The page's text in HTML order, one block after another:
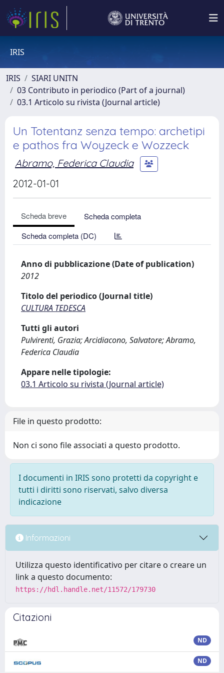
IRIS
IRIS
SIARI UNITN
03 Contributo in periodico (Part of a journal)
03.1 Articolo su rivista (Journal article)
Un Totentanz senza tempo: archetipi
e pathos fra Woyzeck e Wozzeck
Abramo, Federica Claudia
2012-01-01
Scheda breve
Scheda completa
Scheda completa (DC)
Anno di pubblicazione (Date of publication)
2012
Titolo del periodico (Journal title)
CULTURA TEDESCA
Tutti gli autori
Pulvirenti, Grazia; Arcidiacono, Salvatore; Abramo,
Federica Claudia
Appare nelle tipologie:
03.1 Articolo su rivista (Journal article)
File in questo prodotto:
Non ci sono file associati a questo prodotto.
I documenti in IRIS sono protetti da copyright e
tutti i diritti sono riservati, salvo diversa
indicazione
Informazioni
Utilizza questo identificativo per citare o creare un
link a questo documento:
https://hdl.handle.net/11572/179730
Citazioni
ND
ND